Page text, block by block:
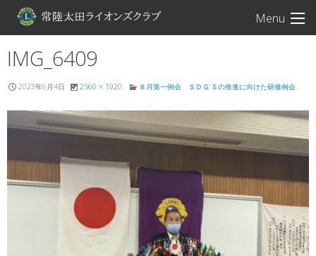
Menu
常陸太田ライオン
IMG_6409
2023年6月4日 2560 × 1920 ８月第一例会 ＳＤＧ’Ｓの推進に向けた研修例会